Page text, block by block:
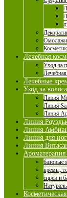
Лечебная
Уход за
Лечебные
Уход за
Линия
Линия
Линия
Линия
Линия
Линия для
Линия
базовые
кремы,
спреи и